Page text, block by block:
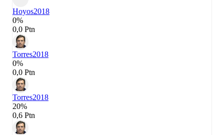
Hoyos2018
0%
0,0 Ptn
Torres2018
0%
0,0 Ptn
Torres2018
20%
0,6 Ptn